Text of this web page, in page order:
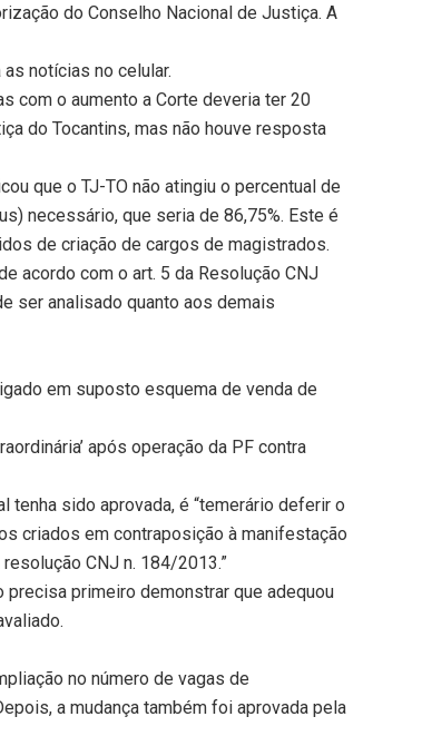
do Conselho Nacional de Justiça. A
notícias no celular.
com o aumento a Corte deveria ter 20
do Tocantins, mas não houve resposta
que o TJ-TO não atingiu o percentual de
necessário, que seria de 86,75%. Este é
de criação de cargos de magistrados.
acordo com o art. 5 da Resolução CNJ
ser analisado quanto aos demais
em suposto esquema de venda de
após operação da PF contra
sido aprovada, é “temerário deferir o
criados em contraposição à manifestação
CNJ n. 184/2013.”
primeiro demonstrar que adequou
no número de vagas de
a mudança também foi aprovada pela